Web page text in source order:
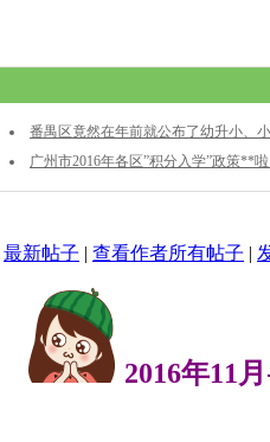
番禺区竟然在年前就公布了幼升小、
广州市2016年各区”积分入学”政策**啦
最新帖子 | 查看作者所有帖子 |
2016年11月